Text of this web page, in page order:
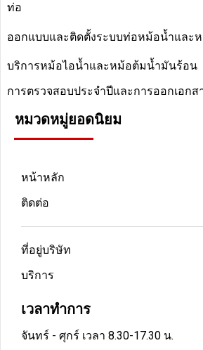
ท่อ
ออกแบบและติดตั้งระบบท่อหม้อน้ำและ
บริการหม้อไอน้ำและหม้อต้มน้ำมันร้อน
การตรวจสอบประจำปีและการออกเอก
หมวดหมู่ยอดนิยม
หน้าหลัก
ติดต่อ
ที่อยู่บริษัท
บริการ
เวลาทำการ
จันทร์ - ศุกร์ เวลา 8.30-17.30 น.